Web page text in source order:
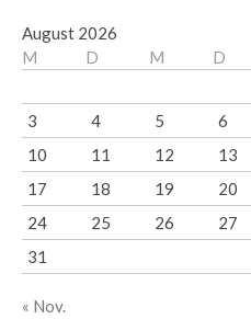
August 2026
M
D M D
3
4 5 6
10
11 12 13
17
18 19 20
24
25 26 27
31
« Nov.